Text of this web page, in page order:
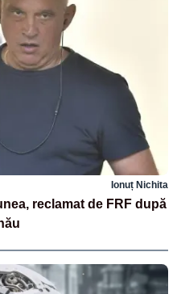
Ionuț Nichita
reclamat de FRF după